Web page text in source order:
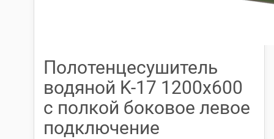
Полотенцесушитель
водяной K-17 1200х600
с полкой боковое левое
подключение